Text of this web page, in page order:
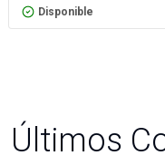
Disponible
Últimos